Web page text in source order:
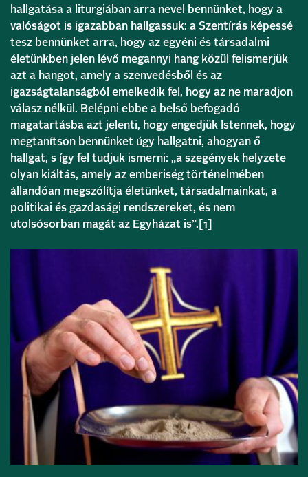
hallgatása a liturgiában arra nevel bennünket, hogy a
valóságot is igazabban hallgassuk: a Szentírás képessé
tesz bennünket arra, hogy az egyéni és társadalmi
életünkben jelen lévő megannyi hang közül felismerjük
azt a hangot, amely a szenvedésből és az
igazságtalanságból emelkedik fel, hogy az ne maradjon
válasz nélkül. Belépni ebbe a belső befogadó
magatartásba azt jelenti, hogy engedjük Istennek, hogy
megtanítson bennünket úgy hallgatni, ahogyan ő
hallgat, s így fel tudjuk ismerni: „a szegények helyzete
olyan kiáltás, amely az emberiség történelmében
állandóan megszólítja életünket, társadalmainkat, a
politikai és gazdasági rendszereket, és nem
utolsósorban magát az Egyházat is”. [1]